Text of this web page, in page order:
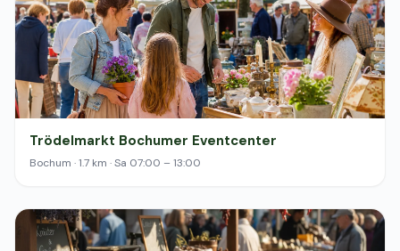
Trödelmarkt Bochumer Eventcenter
Bochum · 1.7 km · Sa 07:00 – 13:00